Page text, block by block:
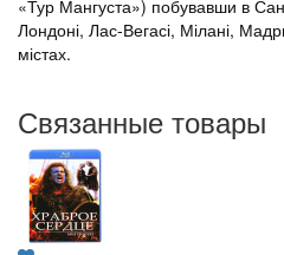
«Тур Мангуста») побувавши в
Лондоні, Лас-Вегасі, Мілані,
містах.
Связанные товары